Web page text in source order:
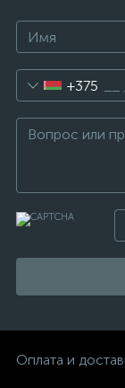
+375
Оплата и